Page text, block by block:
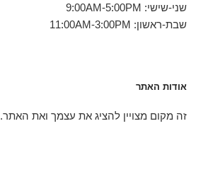
שני-שישי: 9:00AM-5:00PM
שבת-ראשון: 11:00AM-3:00PM
אודות האתר
זה מקום מצויין להציג את עצמך ואת האתר.